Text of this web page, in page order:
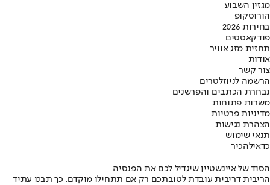
מגזין השבוע
הורוסקופ
בחירות 2026
פודקאסטים
תחזית מזג אוויר
אודות
צור קשר
הרשמה לניוזלטרים
נבחרת הכתבים והפרשנים
משרות פתוחות
מדיניות פרטיות
הצהרת נגישות
תנאי שימוש
כדאילהכיר
הסוד של איינשטיין שיגדיל לכם את הפנסיה
הריבית דריבית עובדת לטובתכם רק אם תתחילו מוקדם. כך תבנו עתיד